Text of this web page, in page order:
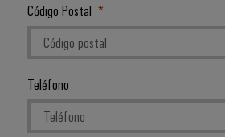
Código Postal
Teléfono